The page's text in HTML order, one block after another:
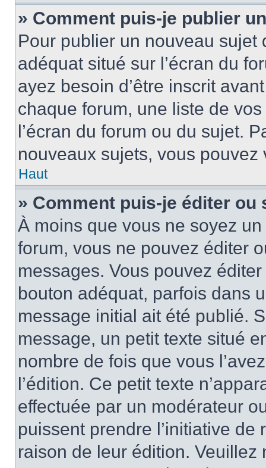
» Comment puis-je publier
Pour publier un nouveau
adéquat situé sur l’écran du
ayez besoin d’être inscrit
chaque forum, une liste de
l’écran du forum ou du sujet.
nouveaux sujets, vous
Haut
» Comment puis-je éditer
À moins que vous ne soyez
forum, vous ne pouvez éditer
messages. Vous pouvez
bouton adéquat, parfois dans
message initial ait été publié.
message, un petit texte situé
nombre de fois que vous
l’édition. Ce petit texte
effectuée par un modérateur
puissent prendre l’initiative
raison de leur édition.